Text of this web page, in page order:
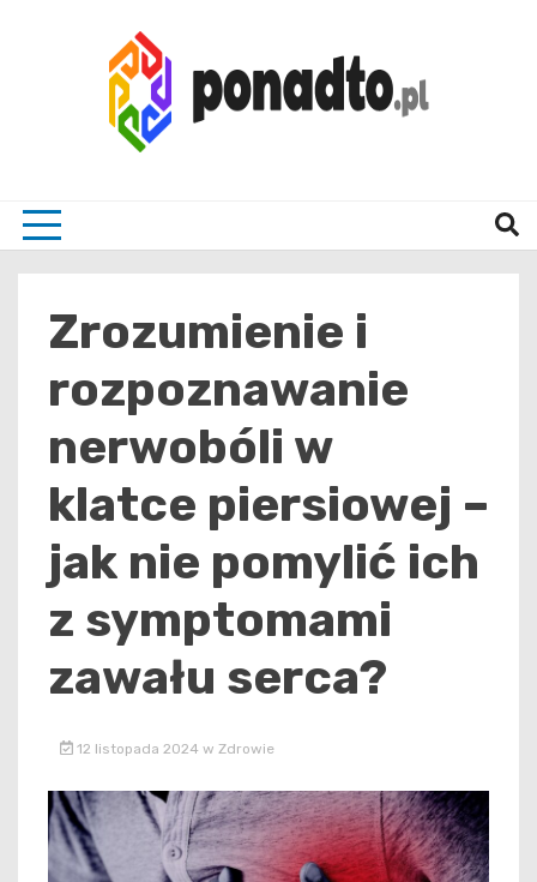
Zrozumienie i
rozpoznawanie
nerwobóli w
klatce piersiowej –
jak nie pomylić ich
z symptomami
zawału serca?
12 listopada 2024 w Zdrowie